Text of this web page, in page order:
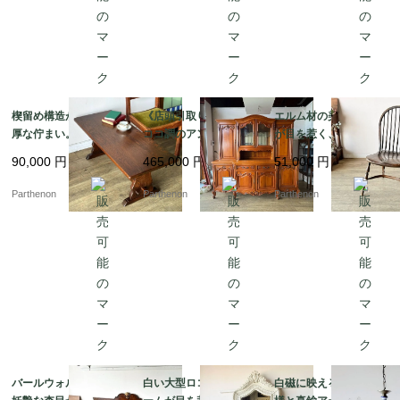
楔留め構造が映える重
厚な佇まい。力強いオ
ークの木目を楽しむコ
ーヒーテーブル【t32
90,000 円
Parthenon
《店頭引取り限定》ロ
ココ調のアンティーク
風大型キャビネット。
空間を圧倒的な気品で
彩るガラス扉付きのカ
ップボード。【k207】
465,000 円
Parthenon
エルム材の美しい木目
が目を惹く、温かみあ
る空間を演出するヴィ
ンテージ調の木製ウィ
ンザーチェア【c349】
51,000 円
Parthenon
バールウォルナットの
白い大型ロココ調フレ
白磁に映える青い花模